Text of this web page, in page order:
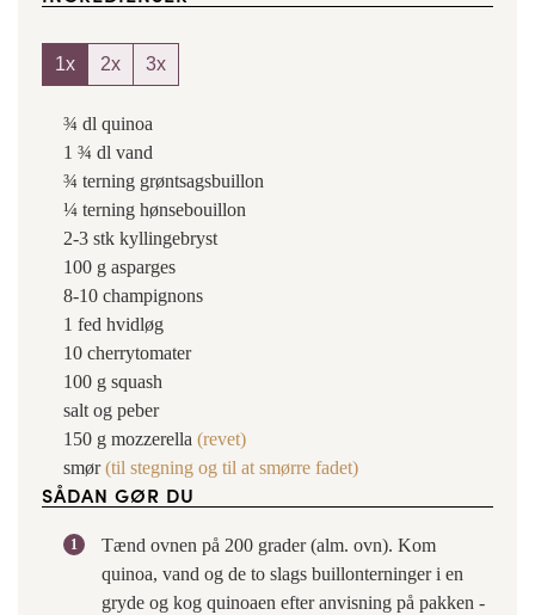
1x 2x 3x
¾ dl quinoa
1 ¾ dl vand
¾ terning grøntsagsbuillon
¼ terning hønsebouillon
2-3 stk kyllingebryst
100 g asparges
8-10 champignons
1 fed hvidløg
10 cherrytomater
100 g squash
salt og peber
150 g mozzerella (revet)
smør(til stegning og til at smørre fadet)
SÅDAN GØR DU
Tænd ovnen på 200 grader (alm. ovn). Kom
quinoa, vand og de to slags buillonterninger i en
gryde og kog quinoaen efter anvisning på pakken -